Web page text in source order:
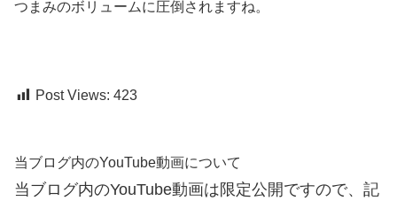
つまみのボリュームに圧倒されますね。
Post Views: 423
当ブログ内のYouTube動画について
当ブログ内のYouTube動画は限定公開ですので、記